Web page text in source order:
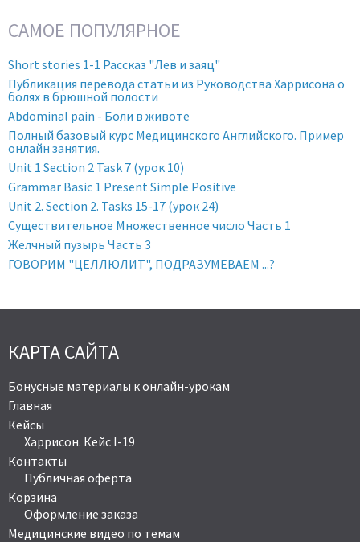
САМОЕ ПОПУЛЯРНОЕ
Short stories 1-1 Рассказ "Лев и заяц"
Публикация перевода статьи из Руководства Харрисона о
болях в брюшной полости
Abdominal pain - Боли в животе
Полный базовый курс Медицинского Английского. Пример
онлайн занятия.
Unit 1 Section 2 Task 7 (урок 10)
Grammar Basic 1 Present Simple Positive
Unit 2. Section 2. Tasks 15-17 (урок 24)
Существительное Множественное число Часть 1
Желчный пузырь Часть 3
ГОВОРИМ "ЦЕЛЛЮЛИТ", ПОДРАЗУМЕВАЕМ ...?
КАРТА САЙТА
Бонусные материалы к онлайн-урокам
Главная
Кейсы
Харрисон. Кейс I-19
Контакты
Публичная оферта
Корзина
Оформление заказа
Медицинские видео по темам